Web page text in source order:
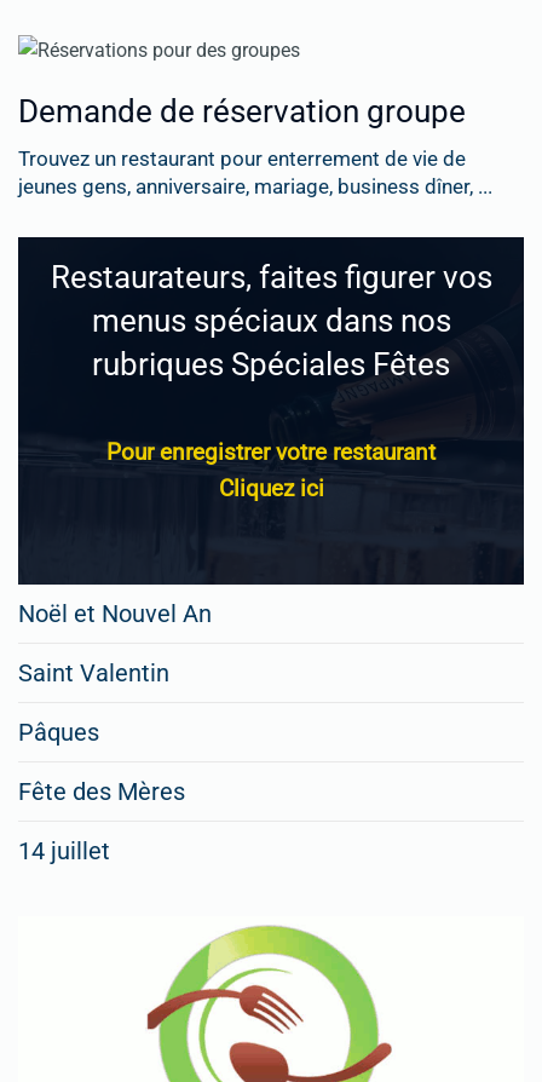
Demande de réservation groupe
Trouvez un restaurant pour enterrement de vie de
jeunes gens, anniversaire, mariage, business dîner, ...
Restaurateurs, faites figurer vos
menus spéciaux dans nos
rubriques Spéciales Fêtes
Pour enregistrer votre restaurant
Cliquez ici
Noël et Nouvel An
Saint Valentin
Pâques
Fête des Mères
14 juillet